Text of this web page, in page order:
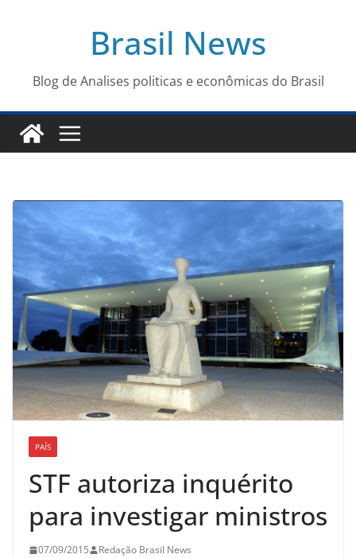
conteúdo
Brasil News
Blog de Analises politicas e econômicas do Brasil
PAÍS
STF autoriza inquérito
para investigar ministros
07/09/2015 Redação Brasil News